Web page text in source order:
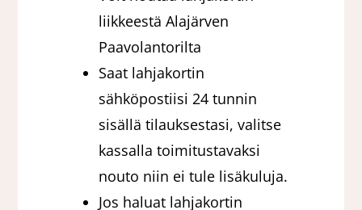
liikkeestä Alajärven
Paavolantorilta
Saat lahjakortin
sähköpostiisi 24 tunnin
sisällä tilauksestasi, valitse
kassalla toimitustavaksi
nouto niin ei tule lisäkuluja.
Jos haluat lahjakortin